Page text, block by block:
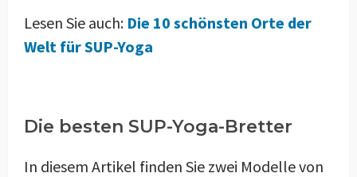
Lesen Sie auch: Die 10 schönsten Orte der
Welt für SUP-Yoga
Die besten SUP-Yoga-Bretter
In diesem Artikel finden Sie zwei Modelle von